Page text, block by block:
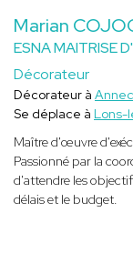
Marian
ESNA MAITRISE
Décorateur
Décorateur à
Se déplace à Lons-
Maître d'œuvre
Passionné par la
d'attendre les
délais et le budget.